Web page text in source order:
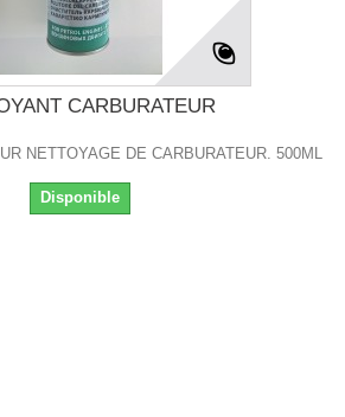
CARBURATEUR
NETTOYAGE DE CARBURATEUR. 500ML
Disponible